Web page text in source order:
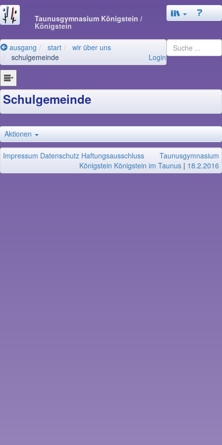
Taunusgymnasium Königstein /
Königstein
ausgang start
wir über uns
schulgemeinde
Login
Schulgemeinde
Aktionen
Impressum Datenschutz Haftungsausschluss
Taunusgymnasium
Königstein Königstein im Taunus | 18.2.2016